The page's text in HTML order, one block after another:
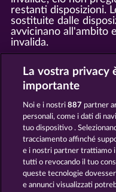
restanti disposizioni.
sostituite dalle
avvicinano all'ambito
invalida.
Modifiche e
fornite in forma scritta.
risoluzione delle
dinanzi a un
consumatori e non è
VSBG).
Aggiornato a: giugno
| HRB 126 959
La vostra privacy
importante
Noi e i nostri887 partner
personali, come i dati di
tuo dispositivo .
tracciamento affinché
e i nostri partner trattiamo
tutti o revocando il tuo
queste tecnologie
e annunci visualizzati